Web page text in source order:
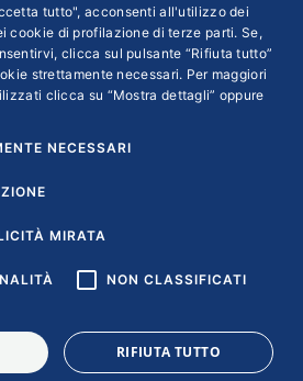
Servizi S.p.a. Partita iva
01007261009
tutto", acconsenti all'utilizzo dei
cookie di profilazione di terze parti. Se,
clicca sul pulsante “Rifiuta tutto”
strettamente necessari. Per maggiori
clicca su “Mostra dettagli” oppure
NECESSARI
MIRATA
NON CLASSIFICATI
RIFIUTA TUTTO